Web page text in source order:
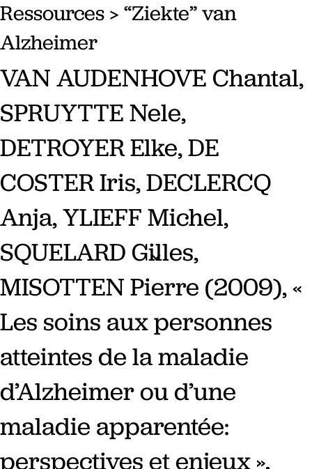
Ressources > “Ziekte” van
Alzheimer
VAN AUDENHOVE Chantal,
SPRUYTTE Nele,
DETROYER Elke, DE
COSTER Iris, DECLERCQ
Anja, YLIEFF Michel,
SQUELARD Gilles,
MISOTTEN Pierre (2009), «
Les soins aux personnes
atteintes de la maladie
d’Alzheimer ou d’une
maladie apparentée:
perspectives et enjeux »,